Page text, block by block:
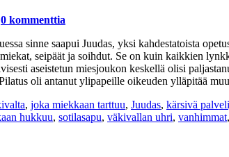
0 kommenttia
sinne saapui Juudas, yksi kahdestatoista
seipäät ja soihdut. Se on kuin kaikkien
aseistetun miesjoukon keskellä olisi
oli antanut ylipapeille oikeuden ylläpitää
, joka miekkaan tarttuu, Juudas, kärsivä
hukkuu, sotilasapu, väkivallan uhri, vanhimmat,